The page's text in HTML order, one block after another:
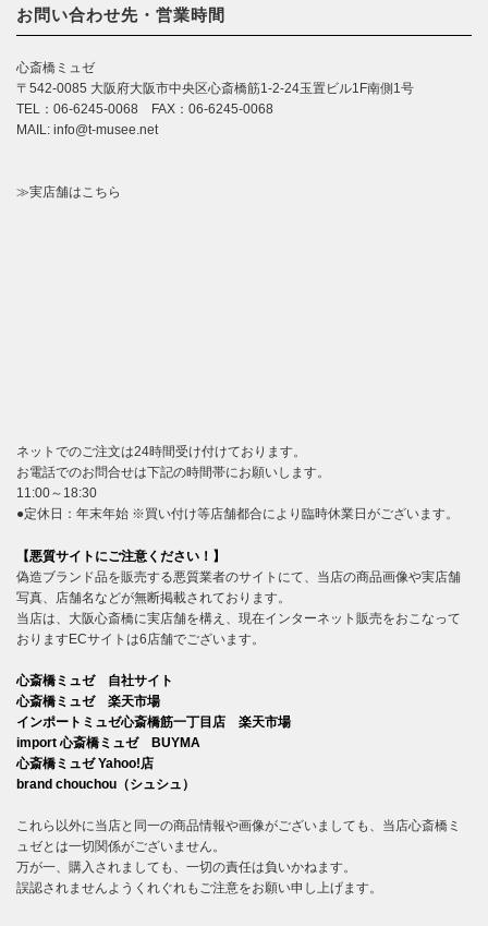
お問い合わせ先・営業時間
心斎橋ミュゼ
〒542-0085 大阪府大阪市中央区心斎橋筋1-2-24玉置ビル1F南側1号
TEL：06-6245-0068 FAX：06-6245-0068
MAIL: info@t-musee.net
≫実店舗はこちら
ネットでのご注文は24時間受け付けております。
お電話でのお問合せは下記の時間帯にお願いします。
11:00～18:30
●定休日：年末年始 ※買い付け等店舗都合により臨時休業日がございます。
【悪質サイトにご注意ください！】
偽造ブランド品を販売する悪質業者のサイトにて、当店の商品画像や実店舗
写真、店舗名などが無断掲載されております。
当店は、大阪心斎橋に実店舗を構え、現在インターネット販売をおこなって
おりますECサイトは6店舗でございます。
心斎橋ミュゼ 自社サイト
心斎橋ミュゼ 楽天市場
インポートミュゼ心斎橋筋一丁目店 楽天市場
import 心斎橋ミュゼ BUYMA
心斎橋ミュゼ Yahoo!店
brand chouchou（シュシュ）
これら以外に当店と同一の商品情報や画像がございましても、当店心斎橋ミ
ュゼとは一切関係がございません。
万が一、購入されましても、一切の責任は負いかねます。
誤認されませんようくれぐれもご注意をお願い申し上げます。